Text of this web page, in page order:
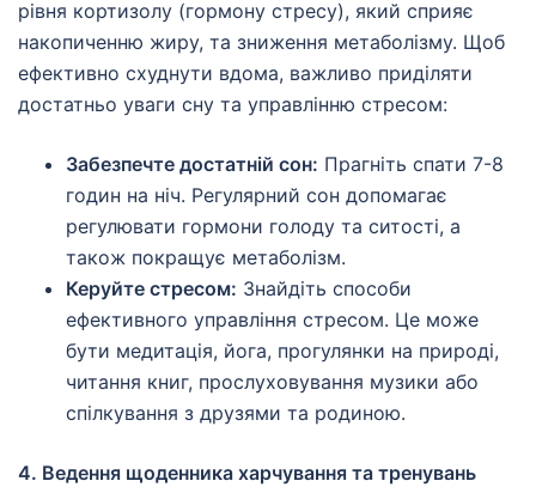
рівня кортизолу (гормону стресу), який сприяє
накопиченню жиру, та зниження метаболізму. Щоб
ефективно схуднути вдома, важливо приділяти
достатньо уваги сну та управлінню стресом:
Забезпечте достатній сон: Прагніть спати 7-8
годин на ніч. Регулярний сон допомагає
регулювати гормони голоду та ситості, а
також покращує метаболізм.
Керуйте стресом: Знайдіть способи
ефективного управління стресом. Це може
бути медитація, йога, прогулянки на природі,
читання книг, прослуховування музики або
спілкування з друзями та родиною.
4. Ведення щоденника харчування та тренувань